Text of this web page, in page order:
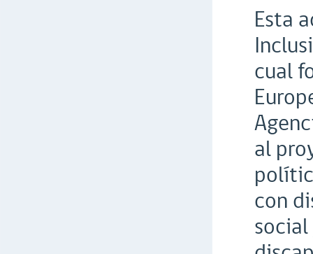
Esta
cual
al
con